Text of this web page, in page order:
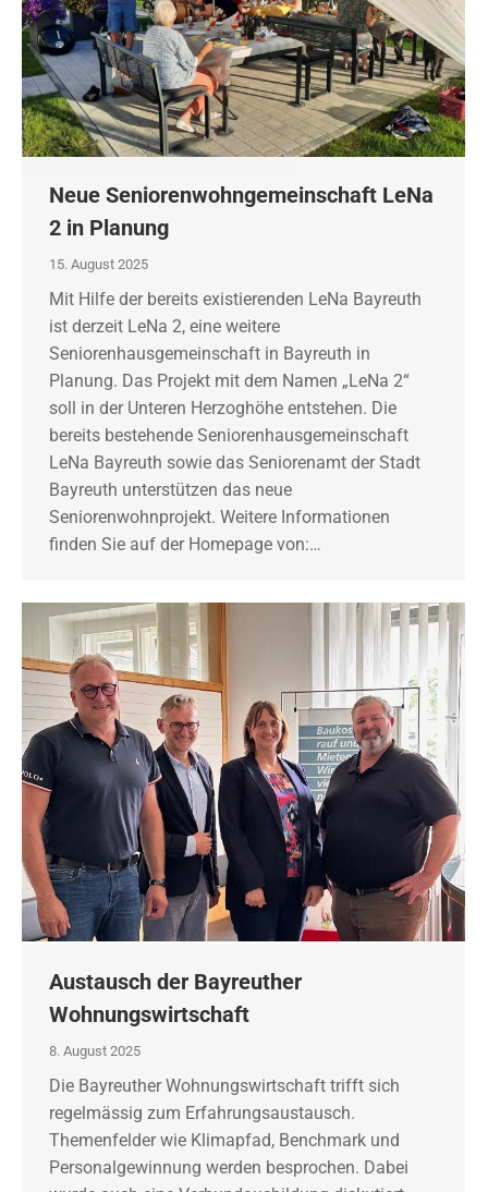
Neue Seniorenwohngemeinschaft LeNa
2 in Planung
15. August 2025
Mit Hilfe der bereits existierenden LeNa Bayreuth
ist derzeit LeNa 2, eine weitere
Seniorenhausgemeinschaft in Bayreuth in
Planung. Das Projekt mit dem Namen „LeNa 2“
soll in der Unteren Herzoghöhe entstehen. Die
bereits bestehende Seniorenhausgemeinschaft
LeNa Bayreuth sowie das Seniorenamt der Stadt
Bayreuth unterstützen das neue
Seniorenwohnprojekt. Weitere Informationen
finden Sie auf der Homepage von:…
Austausch der Bayreuther
Wohnungswirtschaft
8. August 2025
Die Bayreuther Wohnungswirtschaft trifft sich
regelmässig zum Erfahrungsaustausch.
Themenfelder wie Klimapfad, Benchmark und
Personalgewinnung werden besprochen. Dabei